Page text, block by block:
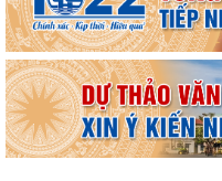
UBND phường triển khai công
lọc miễn phí cho người dân
Ban đại diện Hội đồng quản
Kiến An tổ chức phiên họp giao...
TỪ NGÀY 08/8/2026: NHIỀU